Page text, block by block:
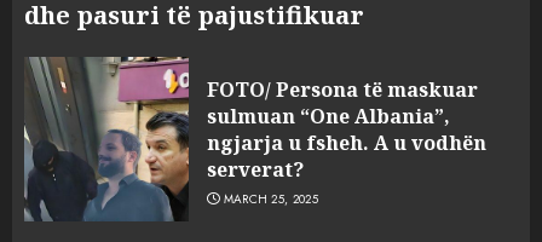
dhe pasuri të pajustifikuar
FOTO/ Persona të maskuar
sulmuan “One Albania”,
ngjarja u fsheh. A u vodhën
serverat?
MARCH 25, 2025